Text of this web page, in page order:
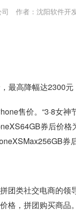
作者：沈阳软件开
最高降幅达2300元
售价。“3·8女
券后价
类社交电商的领
格，拼团购买商